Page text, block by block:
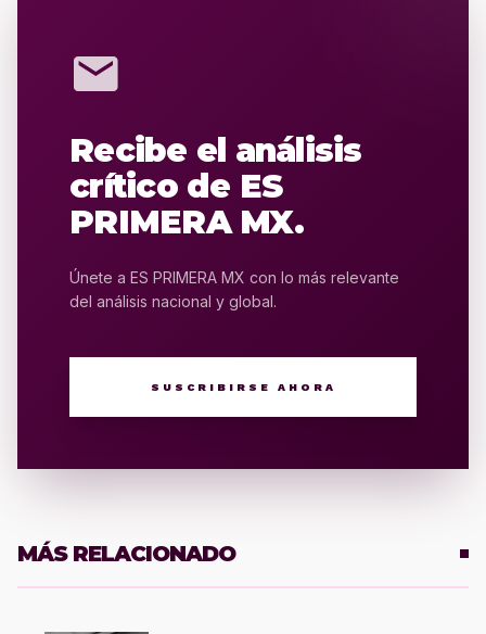
mail
Recibe el análisis
crítico de ES
PRIMERA MX.
Únete a ES PRIMERA MX con lo más relevante
del análisis nacional y global.
SUSCRIBIRSE AHORA
MÁS RELACIONADO